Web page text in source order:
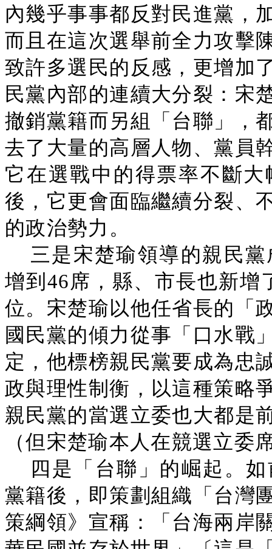
內幾乎事事都反對民進黨，
而且在這次選舉前全力攻擊
致許多選民的反感，更增加
民黨內部的連續大分裂：宋
撤銷黨籍而另組「台聯」，
去了大量的高層人物、黨員
它在選戰中的得票率不斷
後，它更會面臨繼續分裂、
的政治勢力。
三是宋楚瑜領導的親民
增到46席，縣、市長也新增
位。宋楚瑜以他任省長的「
國民黨的傾力從事「口水戰
定，他標榜親民黨要成為忠
政與理性制衡，以這種策略
親民黨的當選立委也大都是
（但宋楚瑜本人在競選立委
四是「台聯」的崛起。
黨籍後，即策劃組織「台灣
策綱領》宣稱：「台海兩岸